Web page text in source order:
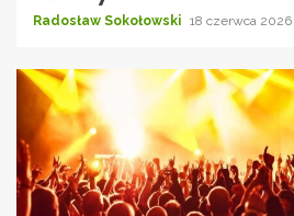
Radosław Sokołowski 18 czerwca 2026